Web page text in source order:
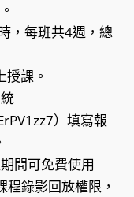
，每班共4週，總
課。
）填寫報
間可免費使用
程錄影回放權限，